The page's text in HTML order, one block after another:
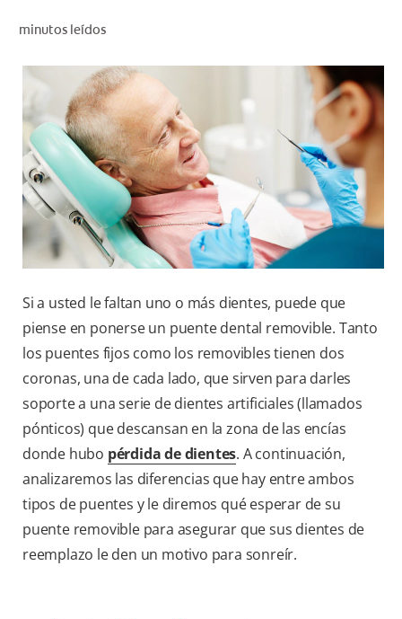
PROMOCIONES
CR (ES)
SUSCRÍBASE
minutos leídos
Si a usted le faltan uno o más dientes, puede que
piense en ponerse un puente dental removible. Tanto
los puentes fijos como los removibles tienen dos
coronas, una de cada lado, que sirven para darles
soporte a una serie de dientes artificiales (llamados
pónticos) que descansan en la zona de las encías
donde hubo pérdida de dientes. A continuación,
analizaremos las diferencias que hay entre ambos
tipos de puentes y le diremos qué esperar de su
puente removible para asegurar que sus dientes de
reemplazo le den un motivo para sonreír.